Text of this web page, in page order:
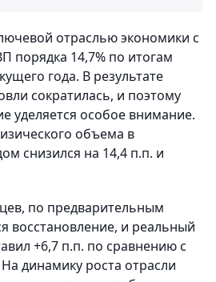
отраслью экономики с
порядка 14,7% по итогам
года. В результате
сократилась, и поэтому
уделяется особое внимание.
объема в
снизился на 14,4 п.п. и
по предварительным
восстановление, и реальный
+6,7 п.п. по сравнению с
динамику роста отрасли